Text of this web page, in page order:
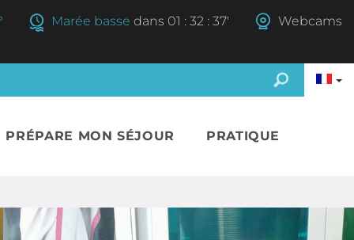
Marée basse dans 01 : 32 : 36' Webcams
PRÉPARE MON SÉJOUR PRATIQUE